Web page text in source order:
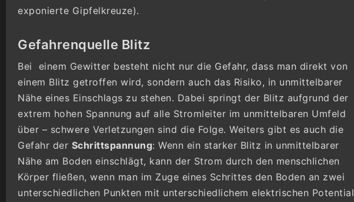
exponierte Gipfelkreuze).
Gefahrenquelle Blitz
Bei einem Gewitter besteht nicht nur die Gefahr, dass man direkt von
einem Blitz getroffen wird, sondern auch das Risiko, in unmittelbarer
Nähe eines Einschlags zu stehen. Dabei springt der Blitz aufgrund der
extrem hohen Spannung auf alle Stromleiter im unmittelbaren Umfeld
über – schwere Verletzungen sind die Folge. Weiters gibt es auch die
Gefahr der Schrittspannung: Wenn ein starker Blitz in unmittelbarer
Nähe am Boden einschlägt, kann der Strom durch den menschlichen
Körper fließen, wenn man im Zuge eines Schrittes den Boden an zwei
unterschiedlichen Punkten mit unterschiedlichem elektrischen Potential